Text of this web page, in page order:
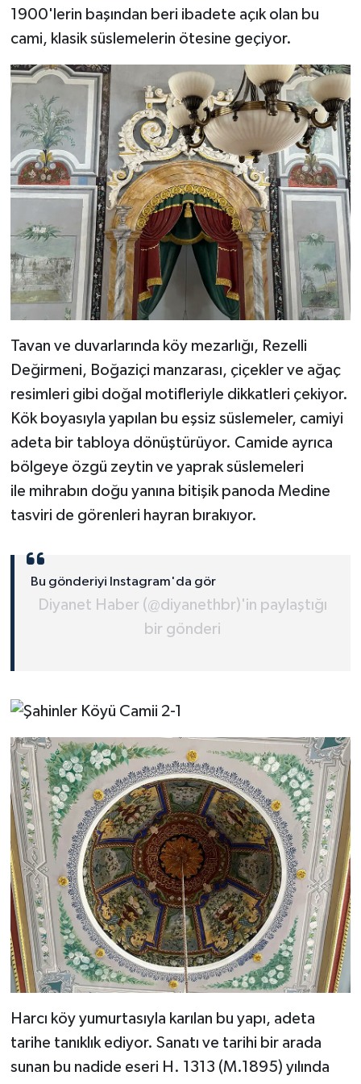
1900'lerin başından beri ibadete açık olan bu
cami, klasik süslemelerin ötesine geçiyor.
Tavan ve duvarlarında köy mezarlığı, Rezelli
Değirmeni, Boğaziçi manzarası, çiçekler ve ağaç
resimleri gibi doğal motifleriyle dikkatleri çekiyor.
Kök boyasıyla yapılan bu eşsiz süslemeler, camiyi
adeta bir tabloya dönüştürüyor. Camide ayrıca
bölgeye özgü zeytin ve yaprak süslemeleri
ile mihrabın doğu yanına bitişik panoda Medine
tasviri de görenleri hayran bırakıyor.
Bu gönderiyi Instagram'da gör
Diyanet Haber (@diyanethbr)'in paylaştığı
bir gönderi
Harcı köy yumurtasıyla karılan bu yapı, adeta
tarihe tanıklık ediyor. Sanatı ve tarihi bir arada
sunan bu nadide eseri H. 1313 (M.1895) yılında
Diyarbakır Müftülüğü
Düzce Müftülüğü
Edirne Müftülüğü
Elazığ Müftülüğü
Erzincan Müftülüğü
Erzurum Müftülüğü
Eskişehir Müftülüğü
Gaziantep Müftülüğü
Gümüşhane Müftülüğü
Hakkari Müftülüğü
Hatay Müftülüğü
Iğdır Müftülüğü
İstanbul Müftülüğü
İzmir Müftülüğü
Karabük Müftülüğü
Karaman Müftülüğü
Kars Müftülüğü
Kastamonu Müftülüğü
Kayseri Müftülüğü
Kilis Müftülüğü
Kırıkkale Müftülüğü
Kırklareli Müftülüğü
Kırşehir Müftülüğü
Kocaeli Müftülüğü
İhtida Haberleri
YAŞAM